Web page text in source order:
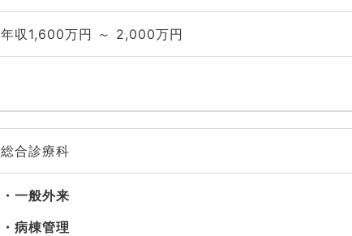
年収1,600万円 ～ 2,000万円
総合診療科
一般外来
病棟管理